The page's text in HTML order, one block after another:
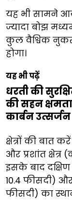
यह भी सामने
ज्यादा बोझ
कुल वैश्विक
होगा।
यह भी पढ़ें
धरती की
की सहन
कार्बन उत्सर्जन
क्षेत्रों की बात
और प्रशांत
इसके बाद
10.4 फीसदी)
फीसदी) का